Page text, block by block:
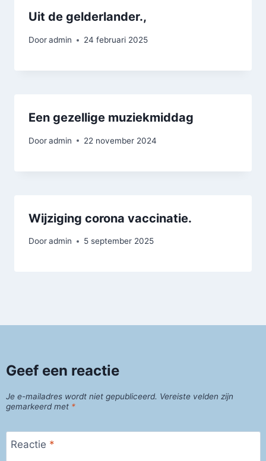
Uit de gelderlander.,
Dooradmin 24 februari 2025
Een gezellige muziekmiddag
Dooradmin 22 november 2024
Wijziging corona vaccinatie.
Dooradmin 5 september 2025
Geef een reactie
Je e-mailadres wordt niet gepubliceerd. Vereiste velden zijn
gemarkeerd met *
Reactie *